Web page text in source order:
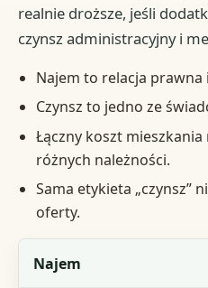
realnie droższe, jeśli
czynsz administracyjny i
Najem to relacja prawna
Czynsz to jedno ze
Łączny koszt
różnych należności.
Sama etykieta „czynsz”
oferty.
Pojęcie
Najem